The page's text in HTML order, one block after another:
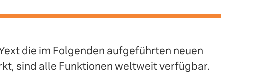
die im Folgenden aufgeführten neuen
sind alle Funktionen weltweit verfügbar.